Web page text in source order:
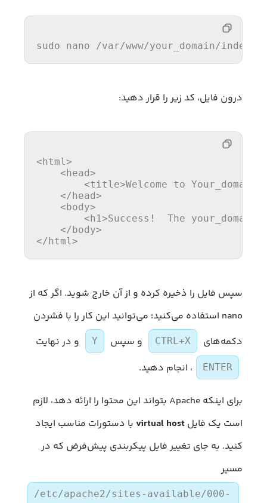
sudo nano /var/www/your_domain/i
درون فایل، کد زیر را قرار دهید:
<html>
<head>
<title>Welcome to Your_domain!
</head>
<body>
<h1>Success!  The
</body>
</html>
سپس فایل را ذخیره کرده و از آن خارج شوید. اگر که از
nano استفاده می‌کنید؛ می‌توانید این کار را با فشردن
دکمه‌های
CTRL+X و سپس Y و در نهایت
ENTER ، انجام دهید.
برای اینکه Apache بتواند این محتوا را ارائه دهد، لازم
است یک فایل virtual host با دستورات مناسب ایجاد
کنید. به جای تغییر فایل پیکربندی پیش‌فرض که در
مسیر
/etc/apache2/sites-available/000-